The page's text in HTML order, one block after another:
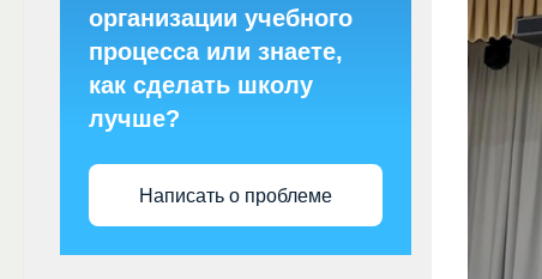
организации учебного
процесса или знаете,
как сделать школу
лучше?
Написать о проблеме